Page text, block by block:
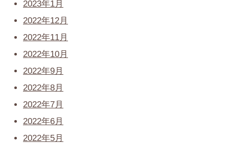
2023年1月
2022年12月
2022年11月
2022年10月
2022年9月
2022年8月
2022年7月
2022年6月
2022年5月